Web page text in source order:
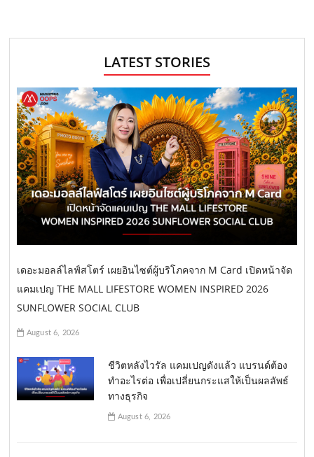
a
v
g
a
n
p
e
LATEST STORIES
เดอะมอลล์ไลฟ์สโตร์ เผยอินไซต์ผู้บริโภคจาก M Card เปิดหน้าจัด
แคมเปญ THE MALL LIFESTORE WOMEN INSPIRED 2026
SUNFLOWER SOCIAL CLUB
August 6, 2026
ชีวิตหลังไวรัล แคมเปญดังแล้ว แบรนด์ต้อง
ทำอะไรต่อ เพื่อเปลี่ยนกระแสให้เป็นผลลัพธ์
ทางธุรกิจ
August 6, 2026